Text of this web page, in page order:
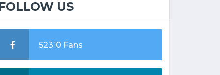
FOLLOW US
52310 Fans